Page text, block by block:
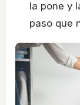
la pone y
paso que